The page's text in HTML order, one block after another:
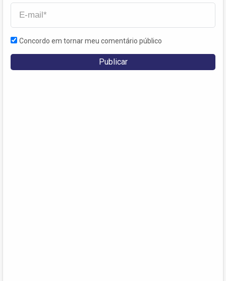
Concordo em tornar meu comentário público